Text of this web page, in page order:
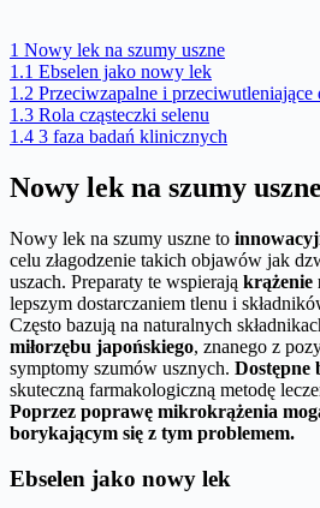
1 Nowy lek na szumy uszne
1.1 Ebselen jako nowy lek
1.2 Przeciwzapalne i przeciwutleniające
1.3 Rola cząsteczki selenu
1.4 3 faza badań klinicznych
Nowy lek na szumy uszne
Nowy lek na szumy uszne to
celu złagodzenie takich objawów jak
uszach. Preparaty te wspierają krążenie
lepszym dostarczaniem tlenu i
Często bazują na naturalnych
miłorzębu japońskiego, znanego z
symptomy szumów usznych. Dostępne
skuteczną farmakologiczną metodę
Poprzez poprawę mikrokrążenia
borykającym się z tym problemem.
Ebselen jako nowy lek